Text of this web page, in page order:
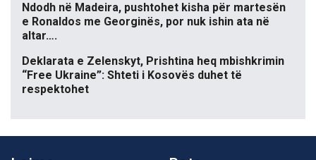
Ndodh në Madeira, pushtohet kisha për martesën
e Ronaldos me Georginës, por nuk ishin ata në
altar….
Deklarata e Zelenskyt, Prishtina heq mbishkrimin
“Free Ukraine”: Shteti i Kosovës duhet të
respektohet